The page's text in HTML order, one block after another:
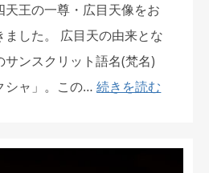
天王の一尊・広目天像をお
した。 広目天の由来とな
サンスクリット語名(梵名)
シャ」。この…続きを読む